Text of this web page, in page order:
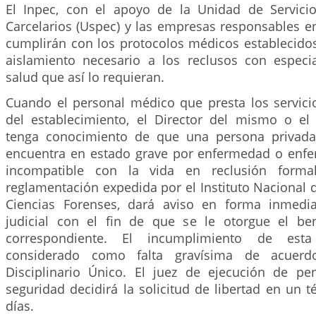
El Inpec, con el apoyo de la Unidad de
Carcelarios (Uspec) y las empresas responsables
cumplirán con los protocolos médicos
aislamiento necesario a los reclusos con
salud que así lo requieran.
Cuando el personal médico que presta los
del establecimiento, el Director del mismo o el
tenga conocimiento de que una persona
encuentra en estado grave por enfermedad o
incompatible con la vida en reclusión
reglamentación expedida por el Instituto Nacional
Ciencias Forenses, dará aviso en forma
judicial con el fin de que se le otorgue el
correspondiente. El incumplimiento de
considerado como falta gravísima de
Disciplinario Único. El juez de ejecución de
seguridad decidirá la solicitud de libertad en un
días.